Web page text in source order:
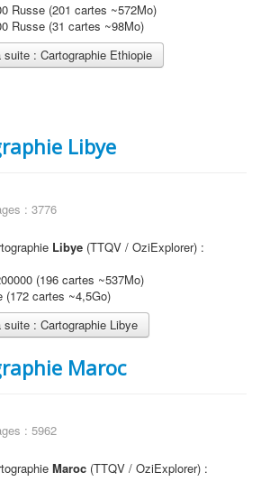
Russe (201 cartes ~572Mo)
Russe (31 cartes ~98Mo)
suite : Cartographie Ethiopie
Libye
: 3776
Libye (TTQV / OziExplorer) :
(196 cartes ~537Mo)
(172 cartes ~4,5Go)
suite : Cartographie Libye
Maroc
: 5962
Maroc (TTQV / OziExplorer) :